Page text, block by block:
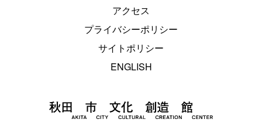
アクセス
プライバシーポリシー
サイトポリシー
ENGLISH